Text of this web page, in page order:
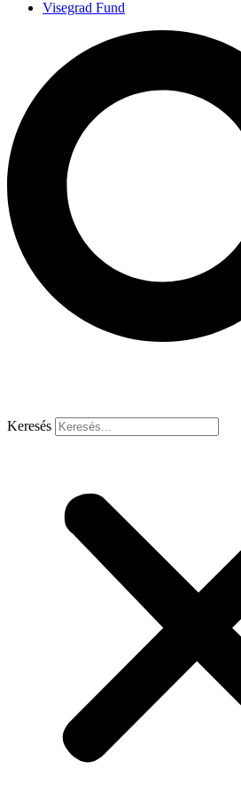
Visegrad Fund
Keresés